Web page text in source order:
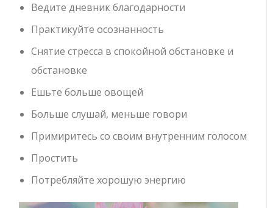
Ведите дневник благодарности
Практикуйте осознанность
Снятие стресса в спокойной обстановке и
обстановке
Ешьте больше овощей
Больше слушай, меньше говори
Примиритесь со своим внутренним голосом
Простить
Потребляйте хорошую энергию